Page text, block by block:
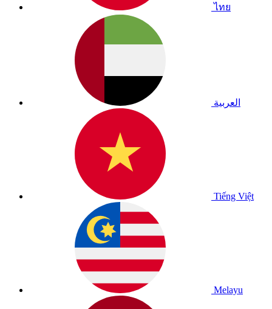
ไทย
العربية
Tiếng Việt
Melayu